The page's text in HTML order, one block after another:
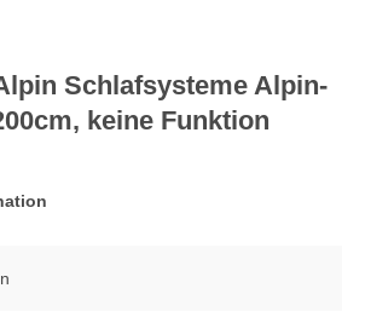
Schlafsysteme Alpin-
keine Funktion